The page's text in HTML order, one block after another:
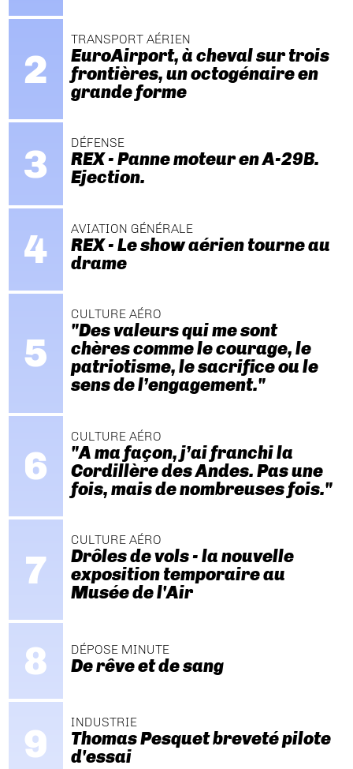
TRANSPORT AÉRIEN
EuroAirport, à cheval sur trois
frontières, un octogénaire en
grande forme
DÉFENSE
REX - Panne moteur en A-29B.
Ejection.
AVIATION GÉNÉRALE
REX - Le show aérien tourne au
drame
CULTURE AÉRO
"Des valeurs qui me sont
chères comme le courage, le
patriotisme, le sacrifice ou le
sens de l’engagement."
CULTURE AÉRO
"A ma façon, j’ai franchi la
Cordillère des Andes. Pas une
fois, mais de nombreuses fois."
CULTURE AÉRO
Drôles de vols - la nouvelle
exposition temporaire au
Musée de l'Air
DÉPOSE MINUTE
De rêve et de sang
INDUSTRIE
Thomas Pesquet breveté pilote
d'essai